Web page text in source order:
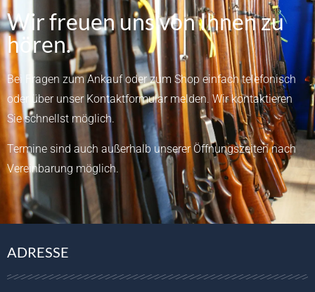
Wir freuen uns von Ihnen zu
hören.
Bei Fragen zum Ankauf oder zum Shop einfach telefonisch
oder über unser Kontaktformularmelden.Wir kontaktieren
Sie schnellst möglich.
Termine sind auch außerhalb unserer Öffnungszeiten nach
Vereinbarung möglich.
ADRESSE